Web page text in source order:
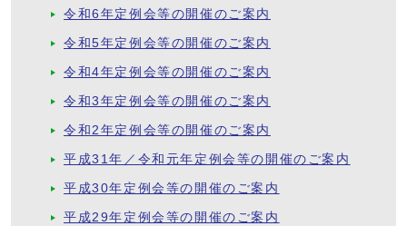
令和6年定例会等の開催のご案内
令和5年定例会等の開催のご案内
令和4年定例会等の開催のご案内
令和3年定例会等の開催のご案内
令和2年定例会等の開催のご案内
平成31年／令和元年定例会等の開催のご案内
平成30年定例会等の開催のご案内
平成29年定例会等の開催のご案内